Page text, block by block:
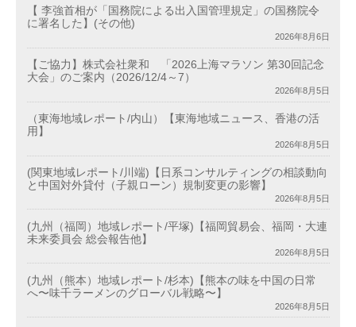
【 李強首相が「国務院による出入国管理規定」の国務院令
に署名した】(その他)
2026年8月6日
【ご協力】株式会社衆和 「2026上海マラソン 第30回記念
大会」のご案内（2026/12/4～7）
2026年8月5日
（東海地域レポート/内山）【東海地域ニュース、香港の活
用】
2026年8月5日
(関東地域レポート/川端)【日系コンサルティングの相談動向
と中国対外貸付（子親ローン）規制変更の影響】
2026年8月5日
(九州（福岡）地域レポート/平塚)【福岡貿易会、福岡・大連
未来委員会 総会報告他】
2026年8月5日
(九州（熊本）地域レポート/杉本)【熊本の味を中国の日常
へ〜味千ラーメンのグローバル戦略〜】
2026年8月5日